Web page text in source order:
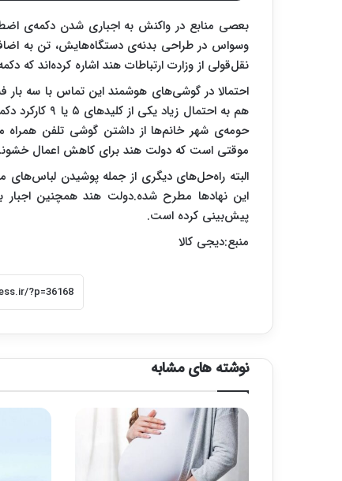
بعصی منابع در واکنش به اجباری شدن دکمه‌ی
وسواس در طراحی بدنه‌ی دستگاه‌هایش، تن به
نقل‌قولی از وزارت ارتباطات هند اشاره کرده‌اند
هم به احتمال
حومه‌ی شهر خانم‌ها از داشتن گوشی تلفن همراه
موقتی است که دولت هند برای کاهش اعمال
البته راه‌حل‌های دیگری از جمله پوشیدن
پیش‌بینی کرده است.
منبع:دیجی کالا
نوشته های مشابه